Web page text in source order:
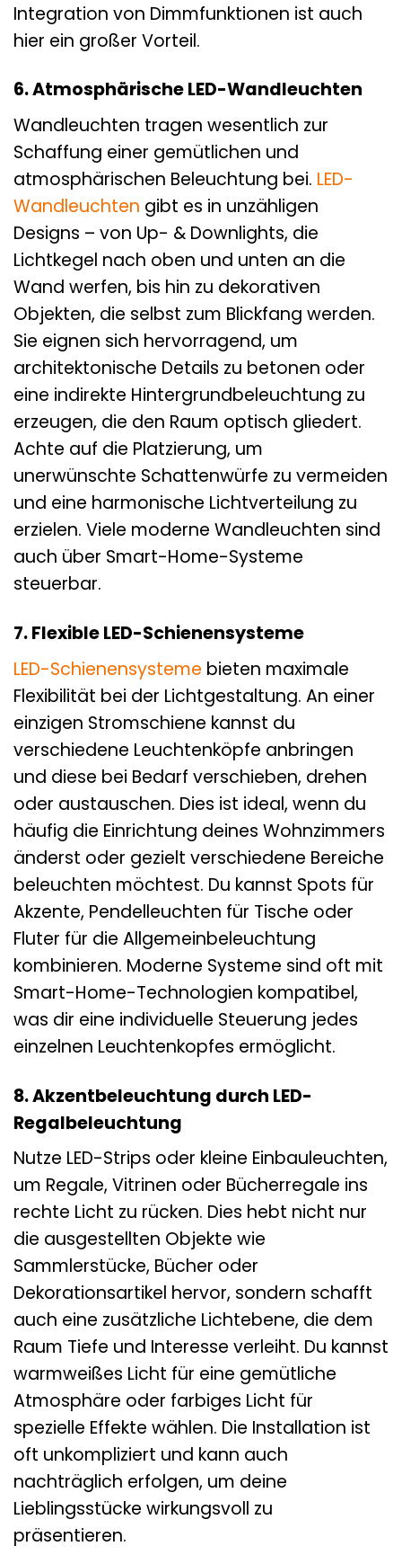
Integration von Dimmfunktionen ist auch
hier ein großer Vorteil.
6. Atmosphärische LED-Wandleuchten
Wandleuchten tragen wesentlich zur
Schaffung einer gemütlichen und
atmosphärischen Beleuchtung bei. LED-
Wandleuchten gibt es in unzähligen
Designs – von Up- & Downlights, die
Lichtkegel nach oben und unten an die
Wand werfen, bis hin zu dekorativen
Objekten, die selbst zum Blickfang werden.
Sie eignen sich hervorragend, um
architektonische Details zu betonen oder
eine indirekte Hintergrundbeleuchtung zu
erzeugen, die den Raum optisch gliedert.
Achte auf die Platzierung, um
unerwünschte Schattenwürfe zu vermeiden
und eine harmonische Lichtverteilung zu
erzielen. Viele moderne Wandleuchten sind
auch über Smart-Home-Systeme
steuerbar.
7. Flexible LED-Schienensysteme
LED-Schienensysteme bieten maximale
Flexibilität bei der Lichtgestaltung. An einer
einzigen Stromschiene kannst du
verschiedene Leuchtenköpfe anbringen
und diese bei Bedarf verschieben, drehen
oder austauschen. Dies ist ideal, wenn du
häufig die Einrichtung deines Wohnzimmers
änderst oder gezielt verschiedene Bereiche
beleuchten möchtest. Du kannst Spots für
Akzente, Pendelleuchten für Tische oder
Fluter für die Allgemeinbeleuchtung
kombinieren. Moderne Systeme sind oft mit
Smart-Home-Technologien kompatibel,
was dir eine individuelle Steuerung jedes
einzelnen Leuchtenkopfes ermöglicht.
8. Akzentbeleuchtung durch LED-
Regalbeleuchtung
Nutze LED-Strips oder kleine Einbauleuchten,
um Regale, Vitrinen oder Bücherregale ins
rechte Licht zu rücken. Dies hebt nicht nur
die ausgestellten Objekte wie
Sammlerstücke, Bücher oder
Dekorationsartikel hervor, sondern schafft
auch eine zusätzliche Lichtebene, die dem
Raum Tiefe und Interesse verleiht. Du kannst
warmweißes Licht für eine gemütliche
Atmosphäre oder farbiges Licht für
spezielle Effekte wählen. Die Installation ist
oft unkompliziert und kann auch
nachträglich erfolgen, um deine
Lieblingsstücke wirkungsvoll zu
präsentieren.